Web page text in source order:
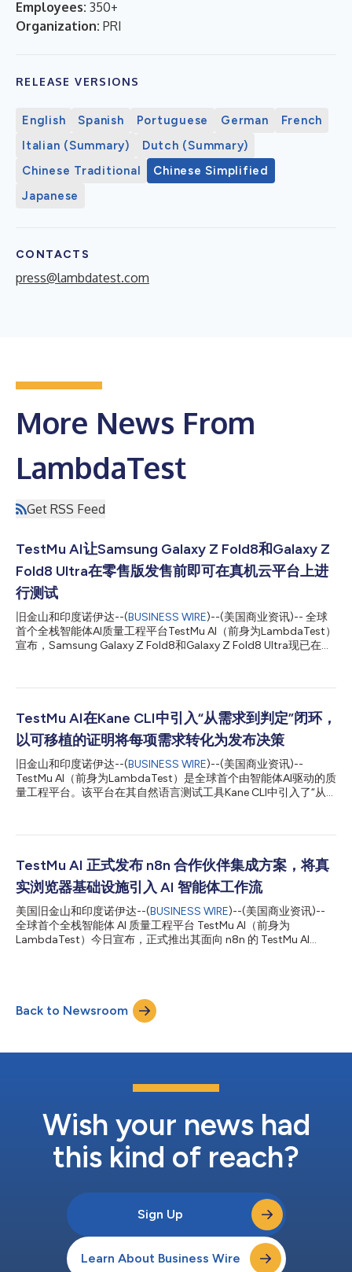
Employees: 350+
Organization: PRI
RELEASE VERSIONS
English Spanish Portuguese German
French
Italian (Summary)
Dutch (Summary)
Chinese Traditional
Chinese Simplified
Japanese
CONTACTS
press@lambdatest.com
More News From
LambdaTest
Get RSS Feed
TestMu AI让Samsung Galaxy Z Fold8和Galaxy Z
Fold8 Ultra在零售版发售前即可在真机云平台上进
行测试
旧金山和印度诺伊达--(BUSINESS WIRE)--(美国商业资讯)-- 全球
首个全栈智能体AI质量工程平台TestMu AI（前身为LambdaTest）
宣布，Samsung Galaxy Z Fold8和Galaxy Z Fold8 Ultra现已在其
One UI 9系统，并在零售版正式发售前即可用于实时测试和自动化
测试挑战。Galaxy Z Fold8展开后为竖向的7.6英寸显示屏，而Z系
列首款Ultra机型Galaxy Z Fold8 Ultra展开后则为横向的8.0英寸显
示屏。这两款设备虽然有着相同的名称、芯片组和操作系统，却呈
现出方向完全相反的布局，这意味着在其中一款设备上验证通过的
界面，在另一款设备上可能会出现显示异常。 TestMu AI联合创始
人兼增长负责人Mudit Singh表示：“Samsung在同一代产品中推
出了两款展开方向...
TestMu AI在Kane CLI中引入“从需求到判定”闭环，
以可移植的证明将每项需求转化为发布决策
旧金山和印度诺伊达--(BUSINESS WIRE)--(美国商业资讯)--
TestMu AI（前身为LambdaTest）是全球首个由智能体AI驱动的质
量工程平台。该平台在其自然语言测试工具Kane CLI中引入了“从
策：自动编写测试、在本地浏览器中运行测试、收集证明、根据实
写、运行和修复测试时，一个绿色的对勾已不再可靠：什么都不检
查的步骤可能会通过；针对几周前已变更的规格编写的测试可能会
通过；甚至点击根本没有生效，智能体却报告“已完成”的情况也会
显示通过。在每个仪表盘上，“空的绿色”和“获得的绿色”颜色相
同，数字在攀升，但风险并未消除。Kane CLI填补了这一空白：它
将需求直接转化为判定，并为每一个步骤提供证明。 一个闭环：
从需求到判定。 你不再需要交给Kane CLI测试脚本，而是直接提供
TestMu AI 正式发布 n8n 合作伙伴集成方案，将真
实浏览器基础设施引入 AI 智能体工作流
美国旧金山和印度诺伊达--(BUSINESS WIRE)--(美国商业资讯)--
全球首个全栈智能体 AI 质量工程平台 TestMu AI（前身为
LambdaTest）今日宣布，正式推出其面向 n8n 的 TestMu AI
能体及自动化工作流直接连接至 TestMu AI Browser Cloud，从而
获得对超过 3,000 种浏览器、操作系统和设备环境的访问能力，
而且无需编写任何代码。 随着企业不断加快采用 AI 智能体推进业
推出的新集成方案使 n8n 用户能够在其工作流中接入托管于云端
并以规模化方式执行各类基于浏览器的任务。 TestMu AI 联合创始
人兼增长业务负责人 Mudit Singh 表示 ：“AI 智能体若要创造切实
Back to Newsroom
Wish your news had
this kind of reach?
Sign Up
Learn About Business Wire